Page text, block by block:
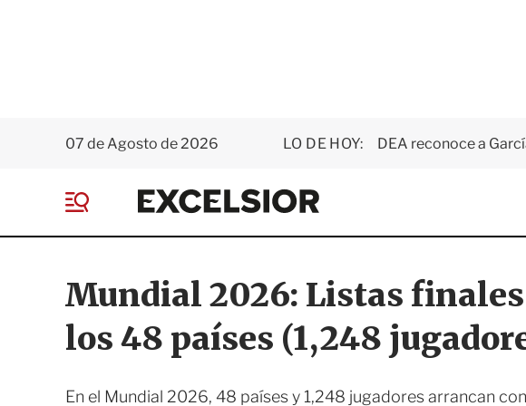
07 de Agosto de 2026 LO DE HOY: DEA reconoce a
E
x
e
o
r
e
Mundial 2026: Listas
los 48 países (1,248
En el Mundial 2026, 48 países y 1,248 jugadores arrancan